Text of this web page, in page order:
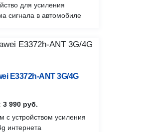
для усиления
сигнала в автомобиле
E3372h-ANT 3G/4G
3 990 руб.
с устройством усиления
интернета